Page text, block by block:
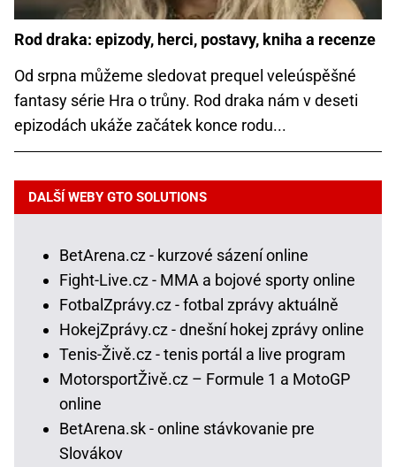
Rod draka: epizody, herci, postavy, kniha a recenze
Od srpna můžeme sledovat prequel veleúspěšné
fantasy série Hra o trůny. Rod draka nám v deseti
epizodách ukáže začátek konce rodu...
DALŠÍ WEBY GTO SOLUTIONS
BetArena.cz - kurzové sázení online
Fight-Live.cz - MMA a bojové sporty online
FotbalZprávy.cz - fotbal zprávy aktuálně
HokejZprávy.cz - dnešní hokej zprávy online
Tenis-Živě.cz - tenis portál a live program
MotorsportŽivě.cz – Formule 1 a MotoGP
online
BetArena.sk - online stávkovanie pre
Slovákov